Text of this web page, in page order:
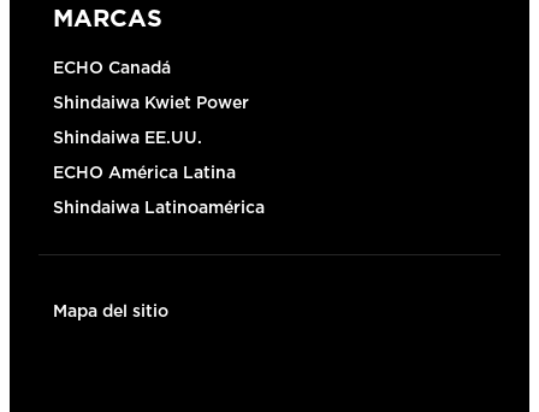
MARCAS
ECHO Canadá
Shindaiwa Kwiet Power
Shindaiwa EE.UU.
ECHO América Latina
Shindaiwa Latinoamérica
Mapa del sitio